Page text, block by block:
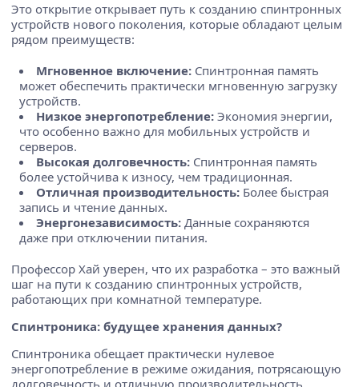
Это открытие открывает путь к созданию спинтронных
устройств нового поколения, которые обладают целым
рядом преимуществ:
Мгновенное включение: Спинтронная память
может обеспечить практически мгновенную загрузку
устройств.
Низкое энергопотребление: Экономия энергии,
что особенно важно для мобильных устройств и
серверов.
Высокая долговечность: Спинтронная память
более устойчива к износу, чем традиционная.
Отличная производительность: Более быстрая
запись и чтение данных.
Энергонезависимость: Данные сохраняются
даже при отключении питания.
Профессор Хай уверен, что их разработка – это важный
шаг на пути к созданию спинтронных устройств,
работающих при комнатной температуре.
Спинтроника: будущее хранения данных?
Спинтроника обещает практически нулевое
энергопотребление в режиме ожидания, потрясающую